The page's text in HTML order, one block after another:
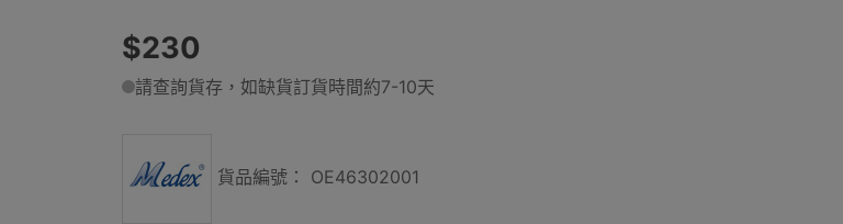
$230
請查詢貨存，如缺貨訂貨時間約7-10天
貨品編號： OE46302001